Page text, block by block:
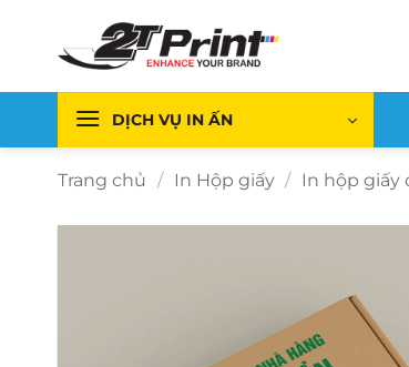
dung
DỊCH VỤ IN ẤN
Trang chủ / In Hộp giấy / In hộp giấy